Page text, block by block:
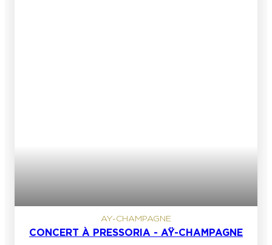
AY-CHAMPAGNE
CONCERT À PRESSORIA - AŸ-CHAMPAGNE